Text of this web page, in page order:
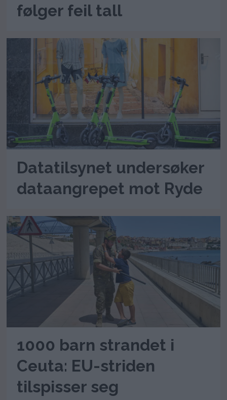
følger feil tall
Datatilsynet undersøker
dataangrepet mot Ryde
1000 barn strandet i
Ceuta: EU-striden
tilspisser seg